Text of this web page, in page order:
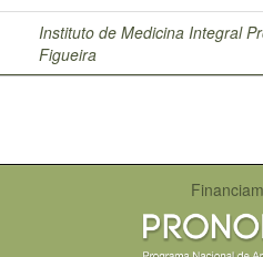
Instituto de Medicina Integral
Figueira